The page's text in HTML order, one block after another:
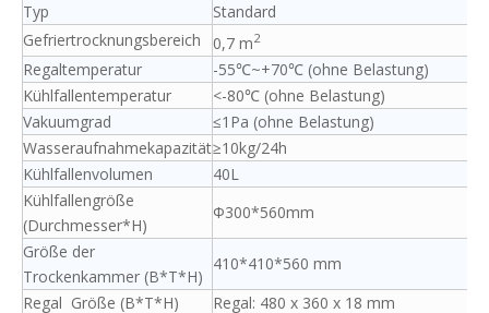
Typ
Standard
Gefriertrocknungsbereich
0,7 m2
Regaltemperatur
-55℃~+70℃ (ohne Belastung)
Kühlfallentemperatur
<-80℃ (ohne Belastung)
Vakuumgrad
≤1Pa (ohne Belastung)
Wasseraufnahmekapazität≥10kg/24h
Kühlfallenvolumen
40L
Kühlfallengröße
(Durchmesser*H)
Φ300*560mm
Größe der
Trockenkammer (B*T*H)
410*410*560 mm
Regal Größe (B*T*H)
Regal: 480 x 360 x 18 mm